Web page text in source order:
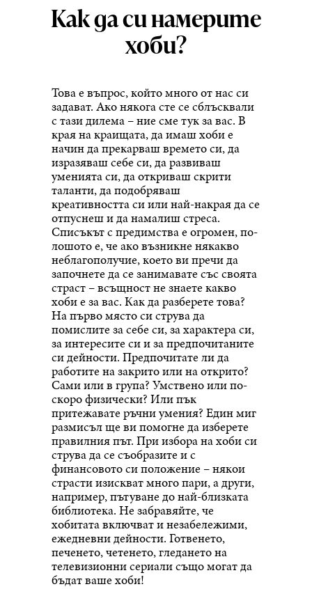
Как да си намерите
хоби?
Това е въпрос, който много от нас си
задават. Ако някога сте се сблъсквали
с тази дилема – ние сме тук за вас. В
края на краищата, да имаш хоби е
начин да прекарваш времето си, да
изразяваш себе си, да развиваш
уменията си, да откриваш скрити
таланти, да подобряваш
креативността си или най-накрая да се
отпуснеш и да намалиш стреса.
Списъкът с предимства е огромен, по-
лошото е, че ако възникне някакво
неблагополучие, което ви пречи да
започнете да се занимавате със своята
страст – всъщност не знаете какво
хоби е за вас. Как да разберете това?
На първо място си струва да
помислите за себе си, за характера си,
за интересите си и за предпочитаните
си дейности. Предпочитате ли да
работите на закрито или на открито?
Сами или в група? Умствено или по-
скоро физически? Или пък
притежавате ръчни умения? Един миг
размисъл ще ви помогне да изберете
правилния път. При избора на хоби си
струва да се съобразите и с
финансовото си положение – някои
страсти изискват много пари, а други,
например, пътуване до най-близката
библиотека. Не забравяйте, че
хобитата включват и незабележими,
ежедневни дейности. Готвенето,
печенето, четенето, гледането на
телевизионни сериали също могат да
бъдат ваше хоби!